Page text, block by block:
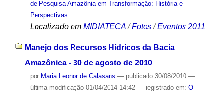
de Pesquisa Amazônia em Transformação: História e
Perspectivas
Localizado em MIDIATECA /Fotos /Eventos 2011
Manejo dos Recursos Hídricos da Bacia
Amazônica - 30 de agosto de 2010
por Maria Leonor de Calasans — publicado30/08/2010 —
última modificação01/04/2014 14:42 — registrado em: O